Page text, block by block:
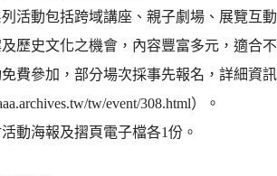
活動包括跨域講座、親子劇場、展覽互
歷史文化之機會，內容豐富多元，適合
費參加，部分場次採事先報名，詳細資
tw/event/308.html）。
動海報及摺頁電子檔各1份。